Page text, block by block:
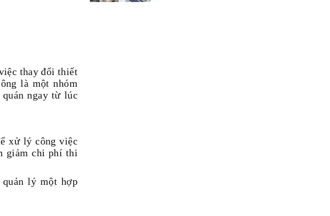
thay đổi thiết
là một nhóm
ngay từ lúc
xử lý công việc
giảm chi phí thi
lý một hợp